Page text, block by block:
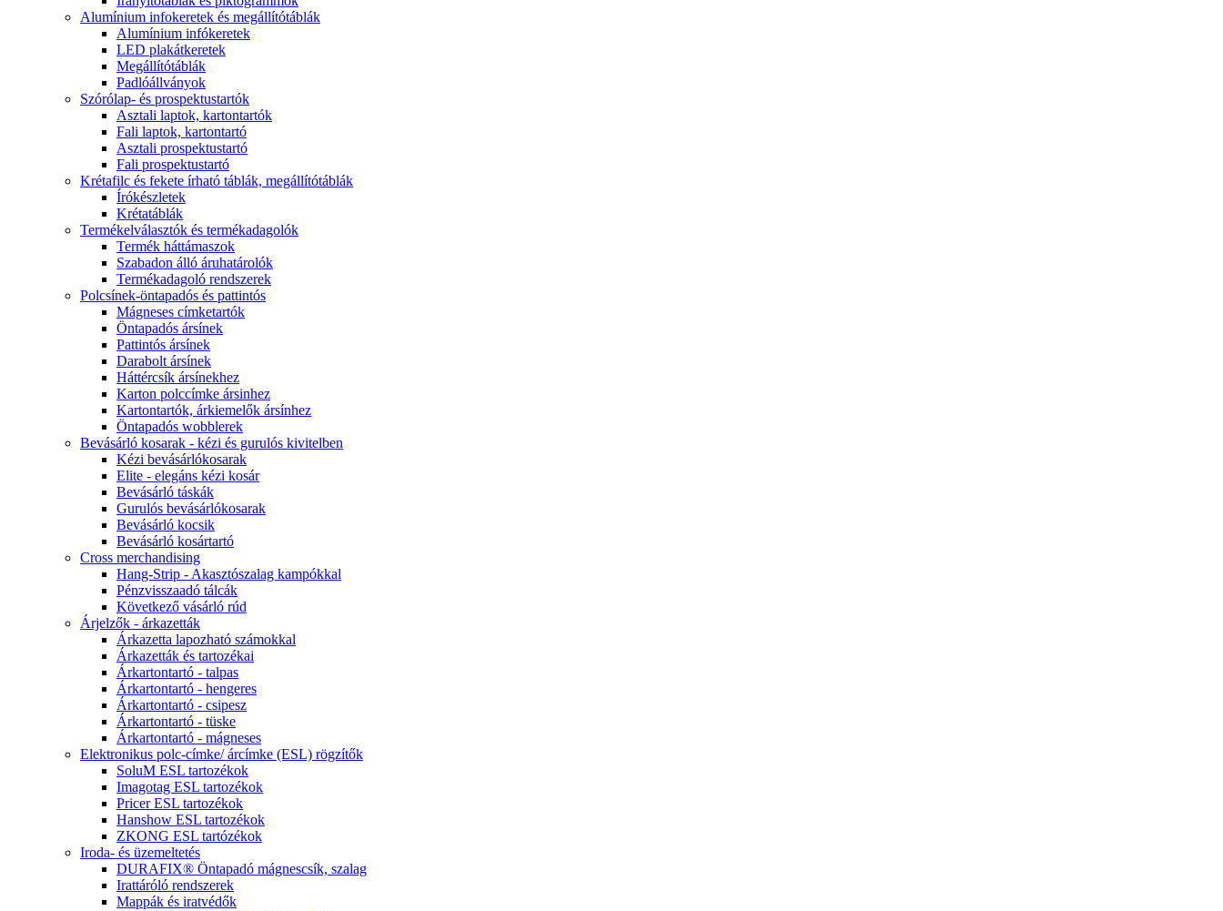
Alumínium infokeretek és megállítótáblák
Alumínium infókeretek
LED plakátkeretek
Megállítótáblák
Padlóállványok
Szórólap- és prospektustartók
Asztali laptok, kartontartók
Fali laptok, kartontartó
Asztali prospektustartó
Fali prospektustartó
Krétafilc és fekete írható táblák, megállítótáblák
Írókészletek
Krétatáblák
Termékelválasztók és termékadagolók
Termék háttámaszok
Szabadon álló áruhatárolók
Termékadagoló rendszerek
Polcsínek-öntapadós és pattintós
Mágneses címketartók
Öntapadós ársínek
Pattintós ársínek
Darabolt ársínek
Háttércsík ársínekhez
Karton polccímke ársinhez
Kartontartók, árkiemelők ársínhez
Öntapadós wobblerek
Bevásárló kosarak - kézi és gurulós kivitelben
Kézi bevásárlókosarak
Elite - elegáns kézi kosár
Bevásárló táskák
Gurulós bevásárlókosarak
Bevásárló kocsik
Bevásárló kosártartó
Cross merchandising
Hang-Strip - Akasztószalag kampókkal
Pénzvisszaadó tálcák
Következő vásárló rúd
Árjelzők - árkazetták
Árkazetta lapozható számokkal
Árkazetták és tartozékai
Árkartontartó - talpas
Árkartontartó - hengeres
Árkartontartó - csipesz
Árkartontartó - tüske
Árkartontartó - mágneses
Elektronikus polc-címke/ árcímke (ESL) rögzítők
SoluM ESL tartozékok
Imagotag ESL tartozékok
Pricer ESL tartozékok
Hanshow ESL tartozékok
ZKONG ESL tartózékok
Iroda- és üzemeltetés
DURAFIX® Öntapadó mágnescsík, szalag
Irattáróló rendszerek
Mappák és iratvédők